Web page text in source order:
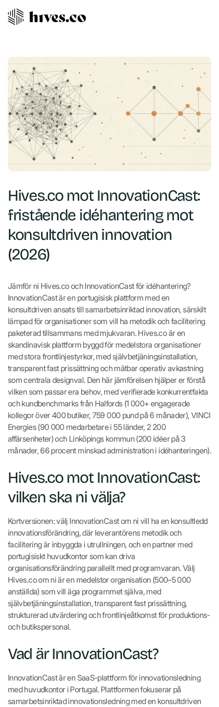
Hives.co mot InnovationCast:
fristående idéhantering mot
konsultdriven innovation
(2026)
Jämför ni Hives.co och InnovationCast för idéhantering?
InnovationCast är en portugisisk plattform med en
konsultdriven ansats till samarbetsinriktad innovation, särskilt
lämpad för organisationer som vill ha metodik och facilitering
paketerad tillsammans med mjukvaran. Hives.co är en
skandinavisk plattform byggd för medelstora organisationer
med stora frontlinjestyrkor, med självbetjäningsinstallation,
transparent fast prissättning och mätbar operativ avkastning
som centrala designval. Den här jämförelsen hjälper er förstå
vilken som passar era behov, med verifierade konkurrentfakta
och kundbenchmarks från Halfords (1 000+ engagerade
kollegor över 400 butiker, 759 000 pund på 6 månader), VINCI
Energies (90 000 medarbetare i 55 länder, 2 200
affärsenheter) och Linköpings kommun (200 idéer på 3
månader, 66 procent minskad administration i idéhanteringen).
Hives.co mot InnovationCast:
vilken ska ni välja?
Kortversionen: välj InnovationCast om ni vill ha en konsultledd
innovationsförändring, där leverantörens metodik och
facilitering är inbyggda i utrullningen, och en partner med
portugisiskt huvudkontor som kan driva
organisationsförändring parallellt med programvaran. Välj
Hives.co om ni är en medelstor organisation (500–5 000
anställda) som vill äga programmet själva, med
självbetjäningsinstallation, transparent fast prissättning,
strukturerad utvärdering och frontlinjeåtkomst för produktions-
och butikspersonal.
Vad är InnovationCast?
InnovationCast är en SaaS-plattform för innovationsledning
med huvudkontor i Portugal. Plattformen fokuserar på
samarbetsinriktad innovationsledning med en konsultdriven